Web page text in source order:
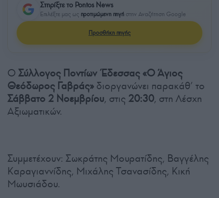
Στηρίξτε το Pontos News
Επιλέξτε μας ως προτιμώμενη πηγή στην Αναζήτηση Google
Προσθήκη πηγής
Ο Σύλλογος Ποντίων Έδεσσας «Ο Άγιος
Θεόδωρος Γαβράς» διοργανώνει παρακάθ’ το
Σάββατο 2 Νοεμβρίου, στις 20:30, στη Λέσχη
Αξιωματικών.
Συμμετέχουν: Σωκράτης Μουρατίδης, Βαγγέλης
Καραγιαννίδης, Μιχάλης Τσανασίδης, Κική
Μωυσιάδου.